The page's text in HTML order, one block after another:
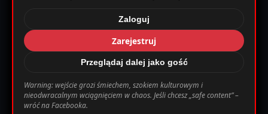
163Warning
Zaloguj
Zarejestruj
Przeglądaj dalej jako gość
Warning: wejście grozi śmiechem, szokiem kulturowym i
nieodwracalnym wciągnięciem w chaos. Jeśli chcesz „safe content” –
wróć na Facebooka.